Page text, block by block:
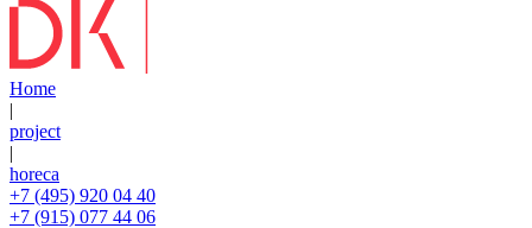
Home
|
project
|
horeca
+7 (495) 920 04 40
+7 (915) 077 44 06